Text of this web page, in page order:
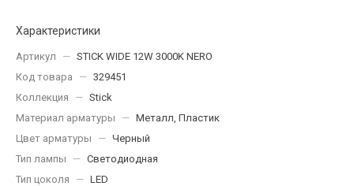
Характеристики
Артикул — STICK WIDE 12W 3000K NERO
Код товара
— 329451
Коллекция
— Stick
Материал арматуры
— Металл, Пластик
Цвет арматуры
— Черный
Тип лампы
— Светодиодная
Тип цоколя
— LED